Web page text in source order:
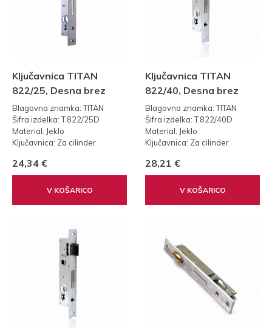
Ključavnica TITAN
822/25, Desna brez
vzvoda
Blagovna znamka: TITAN
Šifra izdelka: T.822/25D
Material: Jeklo
Ključavnica: Za cilinder
24,34 €
V KOŠARICO
Ključavnica TITAN
822/40, Desna brez
vzvoda
Blagovna znamka: TITAN
Šifra izdelka: T.822/40D
Material: Jeklo
Ključavnica: Za cilinder
28,21 €
V KOŠARICO